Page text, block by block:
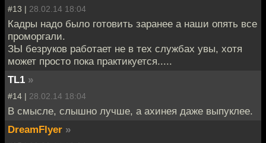
#13 | 28.02.14 18:04
Кадры надо было готовить заранее а наши опять все
проморгали.
ЗЫ безруков работает не в тех службах увы, хотя
может просто пока практикуется.....
TL1 »
#14 | 28.02.14 18:04
В смысле, слышно лучше, а ахинея даже выпуклее.
DreamFlyer »